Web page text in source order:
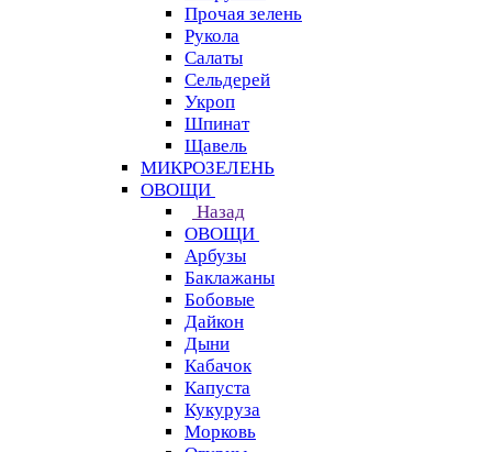
Прочая зелень
Рукола
Салаты
Сельдерей
Укроп
Шпинат
Щавель
МИКРОЗЕЛЕНЬ
ОВОЩИ
Назад
ОВОЩИ
Арбузы
Баклажаны
Бобовые
Дайкон
Дыни
Кабачок
Капуста
Кукуруза
Морковь